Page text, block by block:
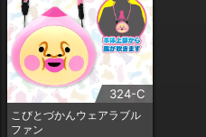
324-C
こびとづかんウェアラブル
ファン